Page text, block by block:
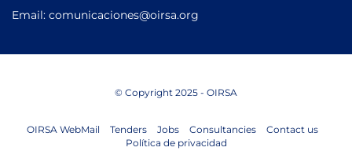
Email: comunicaciones@oirsa.org
© Copyright 2025 - OIRSA
OIRSA WebMail Tenders Jobs Consultancies
Contact us
Política de privacidad